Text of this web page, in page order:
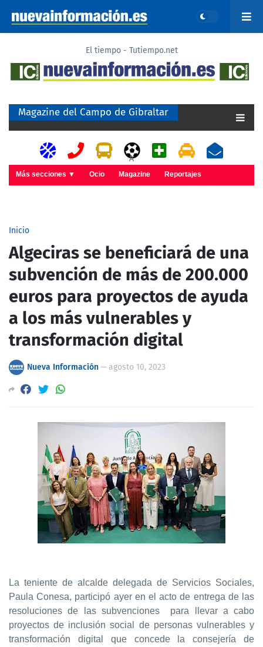
El tiempo - Tutiempo.net
Magazine del Campo de Gibraltar
A
Más secciones ▼ Ocio Magazine Reportajes
Inicio
Algeciras se beneficiará de una
subvención de más de 200.000
euros para proyectos de ayuda
a los más vulnerables y
transformación digital
Nueva Información—agosto 10, 2023
La teniente de alcalde delegada de Servicios Sociales,
Paula Conesa, participó ayer en el acto de entrega de las
resoluciones de las subvenciones para llevar a cabo
proyectos de inclusión social de personas vulnerables y
transformación digital que concede la consejería de